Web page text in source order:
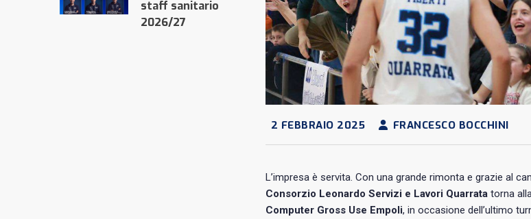
2 FEBBRAIO 2025 FRANCESCO BOCCHINI
L’impresa è servita. Con una grande rimonta e grazie al
Consorzio Leonardo Servizi e Lavori Quarrata torna
Computer Gross Use Empoli, in occasione dell’ultimo
staff sanitario
2026/27